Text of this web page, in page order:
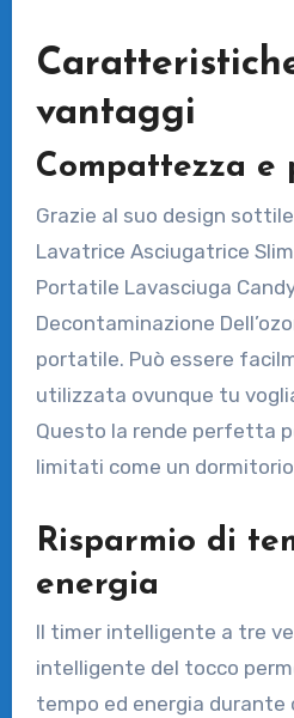
vantaggi
Compattezza
Grazie al suo design
Lavatrice Asciugatrice
Portatile Lavasciuga
Decontaminazione
portatile. Può essere
utilizzata ovunque tu
Questo la rende perfetta
limitati come un
Risparmio di
energia
Il timer intelligente a tre
intelligente del tocco
tempo ed energia durante